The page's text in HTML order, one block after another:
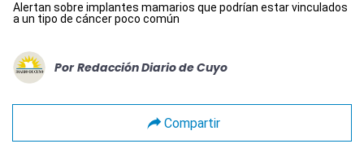
Alertan sobre implantes mamarios que podrían estar vinculados
a un tipo de cáncer poco común
Por Redacción Diario de Cuyo
Compartir